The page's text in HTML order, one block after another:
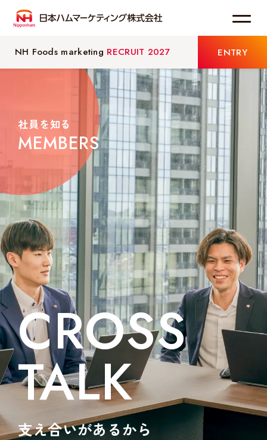
わたしたちについて
事業紹介
お知らせ
採用情報
メッセージ
会社を知る
働き方を知る
社員を知る
募集要項
NH Foods marketing RECRUIT 2027 ENTRY
社員を知る
MEMBERS
CROSS
TALK
支え合いがあるから